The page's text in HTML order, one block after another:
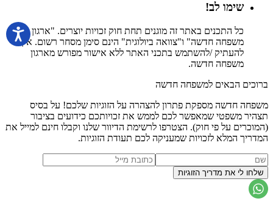
שימו לב!
כל התכנים באתר זה מוגנים תחת חוק זכויות יוצרים. "ארגון
משפחה חדשה" ו"צוואה ביולוגית" הינם סימן מסחר רשום. אין
להעתיק /להשתמש בתכני האתר ללא אישור מפורש מארגון
משפחה חדשה.
ברוכים הבאים למשפחה חדשה
משפחה חדשה מספקת פתרון להצהרה על הזוגיות שלכם! על בסיס
תצהיר משפטי שמאפשר לכם לממש את זכויותכם כידועים בציבור
(המוכרים על פי חוק). הצטרפו לרשימת הדיוור שלנו וקבלו חינם למייל את
המדריך המלא לזכויות שמעניקה לכם תעודת הזוגיות.